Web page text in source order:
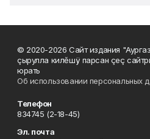
© 2020-2026 Сайт издания
çырулла килĕшÿ парсан çеç
юрать
Об использовании персональных
Телефон
834745 (2-18-45)
Эл. почта